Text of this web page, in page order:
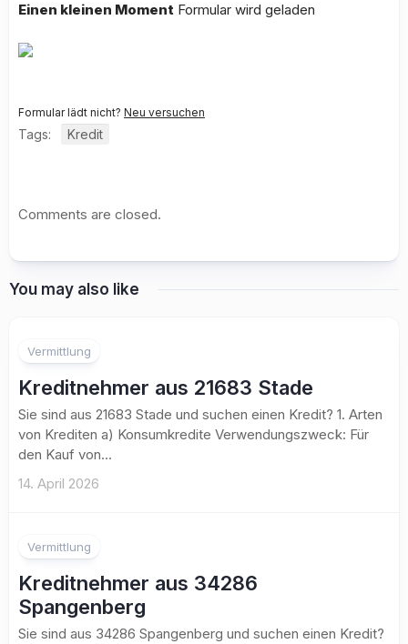
Einen kleinen Moment Formular wird geladen
Formular lädt nicht? Neu versuchen
Tags: Kredit
Comments are closed.
You may also like
Vermittlung
Kreditnehmer aus 21683 Stade
Sie sind aus 21683 Stade und suchen einen Kredit? 1. Arten
von Krediten a) Konsumkredite Verwendungszweck: Für
den Kauf von...
14. April 2026
Vermittlung
Kreditnehmer aus 34286
Spangenberg
Sie sind aus 34286 Spangenberg und suchen einen Kredit?